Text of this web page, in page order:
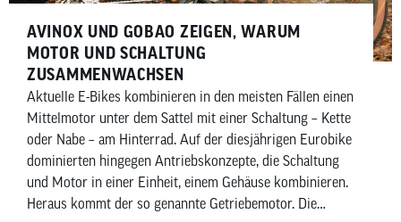
AVINOX UND GOBAO ZEIGEN, WARUM
MOTOR UND SCHALTUNG
ZUSAMMENWACHSEN
Aktuelle E-Bikes kombinieren in den meisten Fällen einen
Mittelmotor unter dem Sattel mit einer Schaltung – Kette
oder Nabe – am Hinterrad. Auf der diesjährigen Eurobike
dominierten hingegen Antriebskonzepte, die Schaltung
und Motor in einer Einheit, einem Gehäuse kombinieren.
Heraus kommt der so genannte Getriebemotor. Die